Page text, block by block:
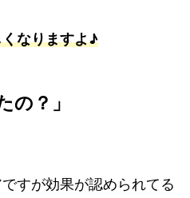
なりますよ♪
の？」
すが効果が認められてる